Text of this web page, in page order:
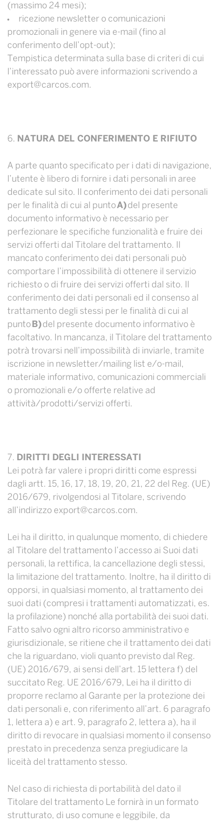
(massimo 24 mesi);
ricezione newsletter o comunicazioni
promozionali in genere via e-mail (fino al
conferimento dell’opt-out);
Tempistica determinata sulla base di criteri di cui
l’interessato può avere informazioni scrivendo a
export@carcos.com.
NATURA DEL CONFERIMENTO E RIFIUTO
A parte quanto specificato per i dati di navigazione,
l’utente è libero di fornire i dati personali in aree
dedicate sul sito. Il conferimento dei dati personali
per le finalità di cui al puntoA)del presente
documento informativo è necessario per
perfezionare le specifiche funzionalità e fruire dei
servizi offerti dal Titolare del trattamento. Il
mancato conferimento dei dati personali può
comportare l’impossibilità di ottenere il servizio
richiesto o di fruire dei servizi offerti dal sito. Il
conferimento dei dati personali ed il consenso al
trattamento degli stessi per le finalità di cui al
punto B)del presente documento informativo è
facoltativo. In mancanza, il Titolare del trattamento
potrà trovarsi nell’impossibilità di inviarle, tramite
iscrizione in newsletter/mailing list e/o-mail,
materiale informativo, comunicazioni commerciali
o promozionali e/o offerte relative ad
attività/prodotti/servizi offerti.
DIRITTI DEGLI INTERESSATI
Lei potrà far valere i propri diritti come espressi
dagli artt. 15, 16, 17, 18, 19, 20, 21, 22 del Reg. (UE)
2016/679, rivolgendosi al Titolare, scrivendo
all’indirizzo export@carcos.com.
Lei ha il diritto, in qualunque momento, di chiedere
al Titolare del trattamento l’accesso ai Suoi dati
personali, la rettifica, la cancellazione degli stessi,
la limitazione del trattamento. Inoltre, ha il diritto di
opporsi, in qualsiasi momento, al trattamento dei
suoi dati (compresi i trattamenti automatizzati, es.
la profilazione) nonché alla portabilità dei suoi dati.
Fatto salvo ogni altro ricorso amministrativo e
giurisdizionale, se ritiene che il trattamento dei dati
che la riguardano, violi quanto previsto dal Reg.
(UE) 2016/679, ai sensi dell’art. 15 lettera f) del
succitato Reg. UE 2016/679, Lei ha il diritto di
proporre reclamo al Garante per la protezione dei
dati personali e, con riferimento all’art. 6 paragrafo
1, lettera a) e art. 9, paragrafo 2, lettera a), ha il
diritto di revocare in qualsiasi momento il consenso
prestato in precedenza senza pregiudicare la
liceità del trattamento stesso.
Nel caso di richiesta di portabilità del dato il
Titolare del trattamento Le fornirà in un formato
strutturato, di uso comune e leggibile, da